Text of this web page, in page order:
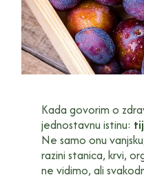
Kada govorim o
jednostavnu istinu:
Ne samo onu
razini stanica, krvi,
ne vidimo, ali